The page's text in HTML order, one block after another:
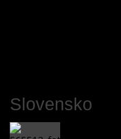
Slovensko